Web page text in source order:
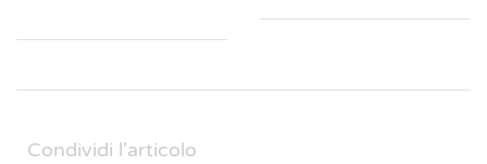
Condividi l'articolo